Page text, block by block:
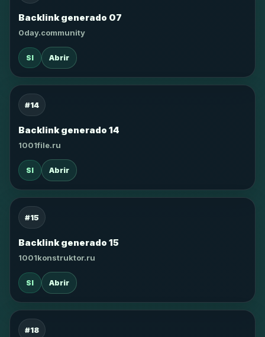
Backlink generado 07
0day.community
SI Abrir
#14
Backlink generado 14
1001file.ru
SI Abrir
#15
Backlink generado 15
1001konstruktor.ru
SI Abrir
#18